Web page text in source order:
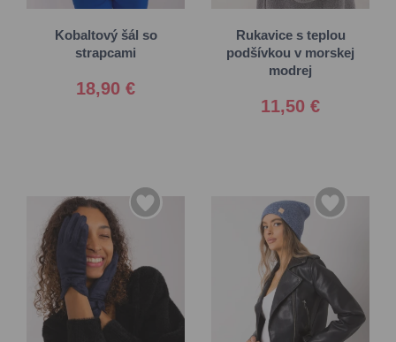
Kobaltový šál so
strapcami
18,90 €
Univerzálna
Rukavice s teplou
podšívkou v morskej
modrej
11,50 €